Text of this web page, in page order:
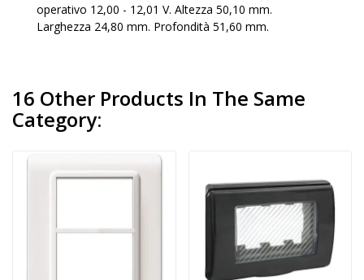
operativo 12,00 - 12,01 V. Altezza 50,10 mm.
Larghezza 24,80 mm. Profondità 51,60 mm.
16 Other Products In The Same
Category: